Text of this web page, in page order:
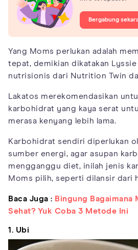
Bergabung
Yang Moms perlukan adalah
tepat, demikian dikatakan Lyssie
nutrisionis dari Nutrition Twin
Lakatos merekomendasikan
karbohidrat yang kaya serat
merasa kenyang lebih lama.
Karbohidrat sendiri diperlukan
sumber energi, agar asupan
mengganggu diet, inilah jenis
Moms pilih, seperti dilansir dari
Baca Juga : Bingung Bagaimana
Sehat? Yuk Coba 3 Metode Ini
1. Ubi